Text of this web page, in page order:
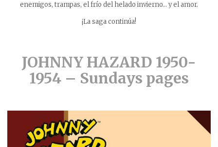
enemigos, trampas, el frío del helado invierno… y el amor.
¡La saga continúa!
JOHNNY HAZARD 1950-
1954 – Sundays pages